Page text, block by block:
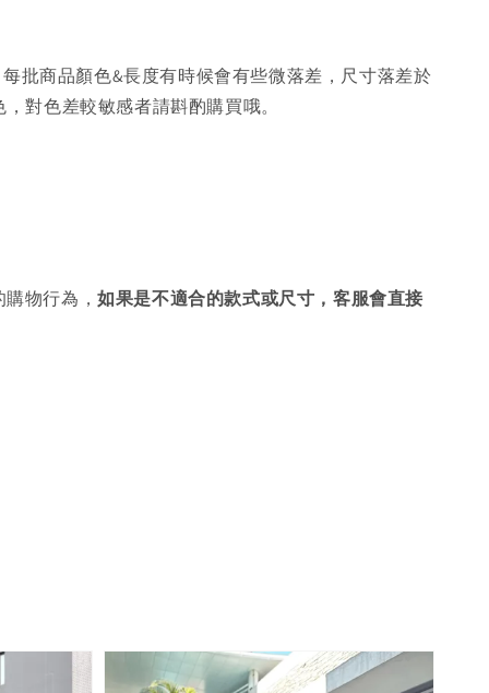
批商品顏色&長度有時候會有些微落差，尺寸落差於
對色差較敏感者請斟酌購買哦。
購物行為，如果是不適合的款式或尺寸，客服會直接